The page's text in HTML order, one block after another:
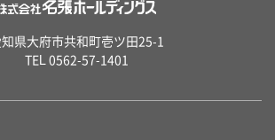
県大府市共和町壱ツ田25-1
TEL 0562-57-1401